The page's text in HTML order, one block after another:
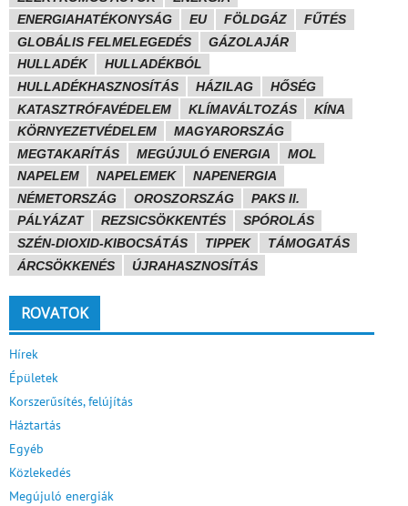
ENERGIAHATÉKONYSÁG
EU FÖLDGÁZ
FŰTÉS
GLOBÁLIS FELMELEGEDÉS
GÁZOLAJÁR
HULLADÉK
HULLADÉKBÓL
HULLADÉKHASZNOSÍTÁS
HÁZILAG
HŐSÉG
KATASZTRÓFAVÉDELEM
KLÍMAVÁLTOZÁS
KÍNA
KÖRNYEZETVÉDELEM
MAGYARORSZÁG
MEGTAKARÍTÁS
MEGÚJULÓ ENERGIA
MOL
NAPELEM
NAPELEMEK
NAPENERGIA
NÉMETORSZÁG
OROSZORSZÁG
PAKS II.
PÁLYÁZAT
REZSICSÖKKENTÉS
SPÓROLÁS
SZÉN-DIOXID-KIBOCSÁTÁS
TIPPEK
TÁMOGATÁS
ÁRCSÖKKENÉS
ÚJRAHASZNOSÍTÁS
ROVATOK
Hírek
Épületek
Korszerűsítés, felújítás
Háztartás
Egyéb
Közlekedés
Megújuló energiák